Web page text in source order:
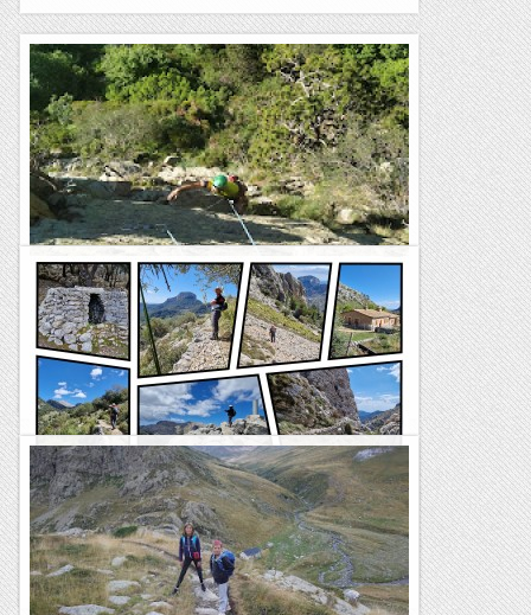
Cordada 25 a Coma de l'Orri.
Aquest itinerari que treu suc a un pany de paret pel qual no
donaríem un duro. Ens ha semblat una bona via de placa,
d'escalada generalment atlètica però tallada pet feixes...
Bloc Empotrat
Puig Tossals Verds por Ses Capelletes y
Coma des Cocó des Voltor
TrailRunningMallorca – Correr por la isla de Mallorca